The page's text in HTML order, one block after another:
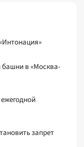
в «Москва-
запрет